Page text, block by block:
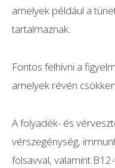
amelyek például a
tartalmaznak.
Fontos felhívni a
amelyek révén
A folyadék- és
vérszegénység,
folsavval, valamint